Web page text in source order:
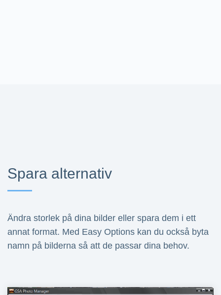
Spara alternativ
Ändra storlek på dina bilder eller spara dem i ett
annat format. Med Easy Options kan du också byta
namn på bilderna så att de passar dina behov.